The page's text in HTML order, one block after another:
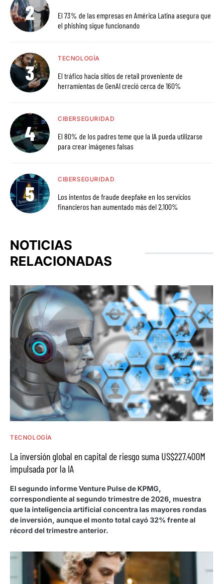
El 73% de las empresas en América Latina asegura que
el phishing sigue funcionando
TECNOLOGÍA
El tráfico hacia sitios de retail proveniente de
herramientas de GenAI creció cerca de 160%
CIBERSEGURIDAD
El 80% de los padres teme que la IA pueda utilizarse
para crear imágenes falsas
CIBERSEGURIDAD
Los intentos de fraude deepfake en los servicios
financieros han aumentado más del 2,100%
NOTICIAS
RELACIONADAS
TECNOLOGÍA
La inversión global en capital de riesgo suma US$227.400M
impulsada por la IA
El segundo informe Venture Pulse de KPMG,
correspondiente al segundo trimestre de 2026, muestra
que la inteligencia artificial concentra las mayores rondas
de inversión, aunque el monto total cayó 32% frente al
récord del trimestre anterior.